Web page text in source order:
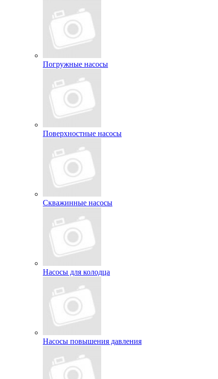
Погружные насосы
Поверхностные насосы
Скважинные насосы
Насосы для колодца
Насосы повышения давления